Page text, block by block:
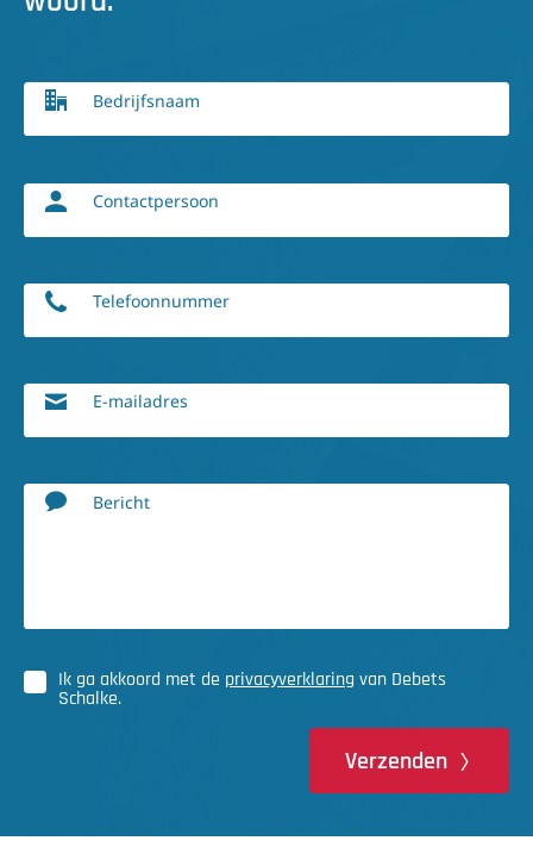
Bedrijfsnaam
Contactpersoon
Telefoonnummer
E-mailadres
Bericht
Ik ga akkoord met de privacyverklaring van Debets
Schalke.
Verzenden